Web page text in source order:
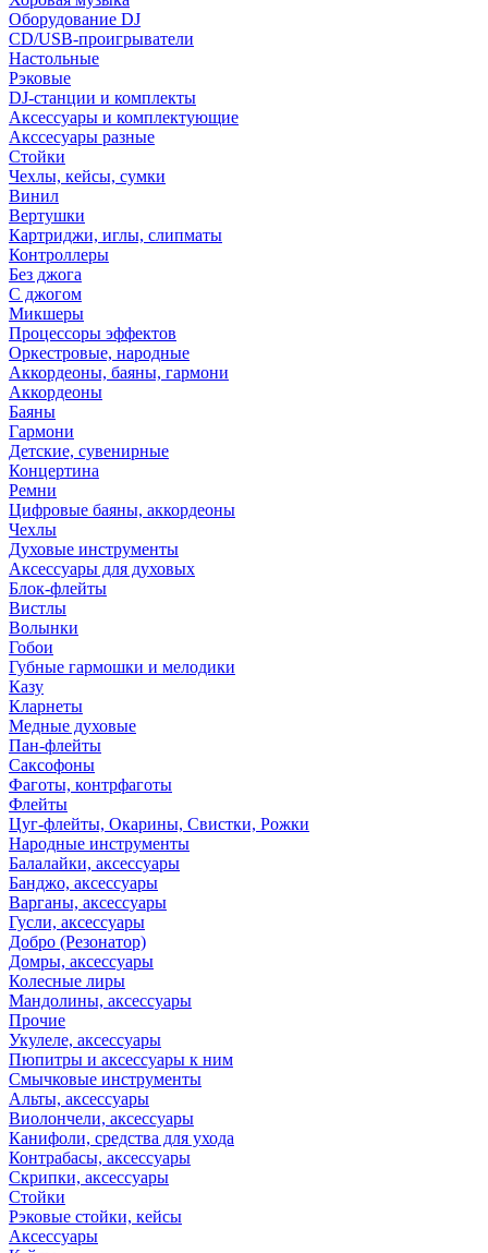
Оборудование DJ
CD/USB-проигрыватели
Настольные
Рэковые
DJ-станции и комплекты
Аксессуары и комплектующие
Акссесуары разные
Стойки
Чехлы, кейсы, сумки
Винил
Вертушки
Картриджи, иглы, слипматы
Контроллеры
Без джога
С джогом
Микшеры
Процессоры эффектов
Оркестровые, народные
Аккордеоны, баяны, гармони
Аккордеоны
Баяны
Гармони
Детские, сувенирные
Концертина
Ремни
Цифровые баяны, аккордеоны
Чехлы
Духовые инструменты
Аксессуары для духовых
Блок-флейты
Вистлы
Волынки
Гобои
Губные гармошки и мелодики
Казу
Кларнеты
Медные духовые
Пан-флейты
Саксофоны
Фаготы, контрфаготы
Флейты
Цуг-флейты, Окарины, Свистки, Рожки
Народные инструменты
Балалайки, аксессуары
Банджо, аксессуары
Варганы, аксессуары
Гусли, аксессуары
Добро (Резонатор)
Домры, аксессуары
Колесные лиры
Мандолины, аксессуары
Прочие
Укулеле, аксессуары
Пюпитры и аксессуары к ним
Смычковые инструменты
Альты, аксессуары
Виолончели, аксессуары
Канифоли, средства для ухода
Контрабасы, аксессуары
Скрипки, аксессуары
Стойки
Рэковые стойки, кейсы
Аксессуары